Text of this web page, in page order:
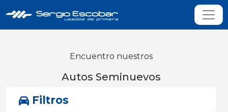
Encuentro nuestros
Autos Seminuevos
Filtros